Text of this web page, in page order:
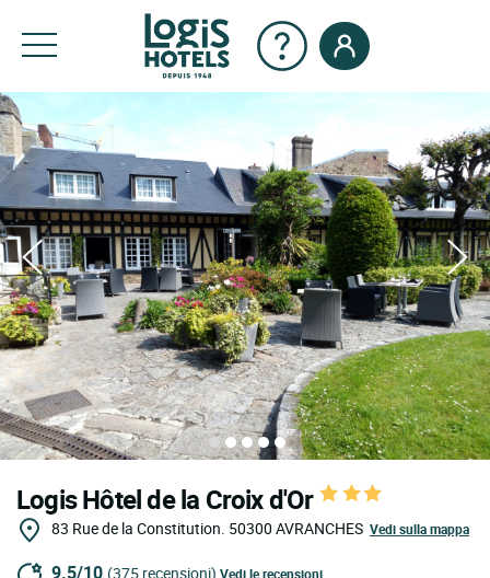
Logis Hôtel de la Croix d'Or
83 Rue de la Constitution. 50300 AVRANCHES Vedi sulla mappa
9.5/10 (375 recensioni) Vedi le recensioni